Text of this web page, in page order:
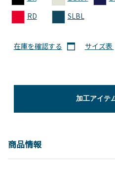
RD
SLBL
在庫を確認する サイズ表
加工アイテ
商品情報